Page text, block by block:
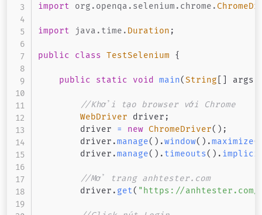
import
org . openqa . selenium . chrome .
import java . time . Duration ;
public class TestSelenium {
public static void main(String args
//Khởi tạo browser với Chrome
WebDriver driver ;
        driver
= new ChromeDriver( ) ;
        driver
.manage( ) .window( ) .maximize(
        driver
.manage( ) . timeouts( ) .
//Mở trang anhtester.com
        driver
. get( "https://anhtester.com/